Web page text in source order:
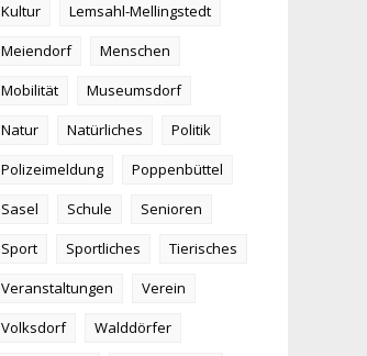
Kultur
Lemsahl-Mellingstedt
Meiendorf
Menschen
Mobilität
Museumsdorf
Natur
Natürliches
Politik
Polizeimeldung
Poppenbüttel
Sasel
Schule
Senioren
Sport
Sportliches
Tierisches
Veranstaltungen
Verein
Volksdorf
Walddörfer